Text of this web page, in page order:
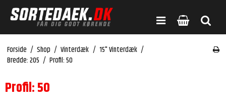
Forside / Shop / Vinterdæk / 15" Vinterdæk /
Bredde: 205 / Profil: 50
Profil: 50